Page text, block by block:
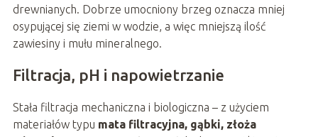
drewnianych. Dobrze umocniony brzeg oznacza mniej
osypującej się ziemi w wodzie, a więc mniejszą ilość
zawiesiny i mułu mineralnego.
Filtracja, pH i napowietrzanie
Stała filtracja mechaniczna i biologiczna – z użyciem
materiałów typu mata filtracyjna, gąbki, złoża